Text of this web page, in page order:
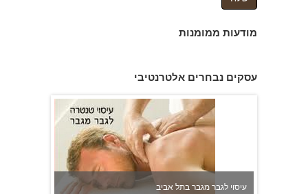
מודעות ממומנות
עסקים נבחרים אלטרנטיבי
עיסוי לגבר מגבר בתל אביב
עיסוי לגבר מגבר בתל אביב